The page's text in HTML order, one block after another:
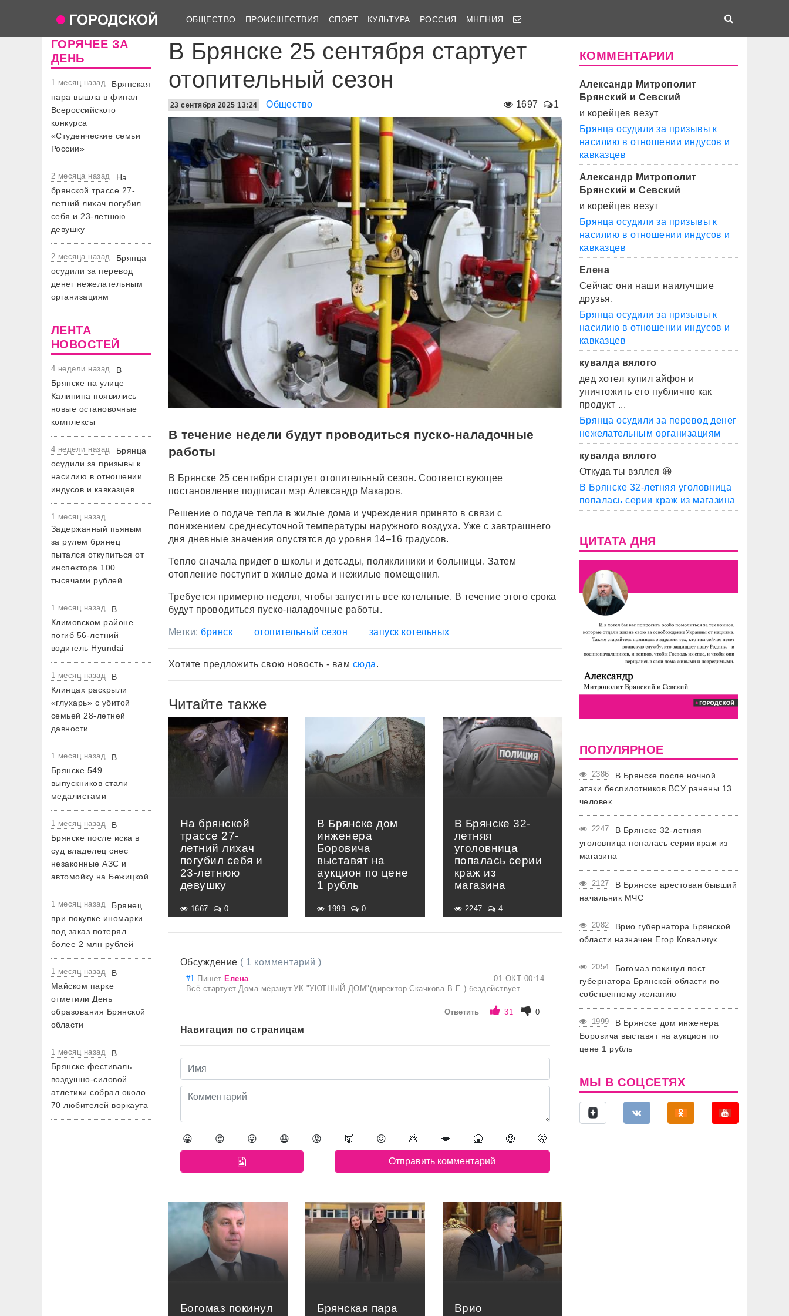
ОБЩЕСТВО ПРОИСШЕСТВИЯ СПОРТ КУЛЬТУРА РОССИЯ МНЕНИЯ
ГОРЯЧЕЕ ЗА
ДЕНЬ
1 месяц назад
Брянская
пара вышла в финал
Всероссийского
конкурса
«Студенческие семьи
России»
2 месяца назад
На
брянской трассе 27-
летний лихач погубил
себя и 23-летнюю
девушку
2 месяца назад
Брянца
осудили за перевод
денег нежелательным
организациям
ЛЕНТА
НОВОСТЕЙ
4 недели назад
В
Брянске на улице
Калинина появились
новые остановочные
комплексы
4 недели назад
Брянца
осудили за призывы к
насилию в отношении
индусов и кавказцев
1 месяц назад
Задержанный пьяным
за рулем брянец
пытался откупиться от
инспектора 100
тысячами рублей
1 месяц назад
В
Климовском районе
погиб 56-летний
водитель Hyundai
1 месяц назад
В
Клинцах раскрыли
«глухарь» с убитой
семьей 28-летней
давности
1 месяц назад
В
Брянске 549
выпускников стали
медалистами
1 месяц назад
В
Брянске после иска в
суд владелец снес
незаконные АЗС и
автомойку на Бежицкой
1 месяц назад
Брянец
при покупке иномарки
под заказ потерял
более 2 млн рублей
1 месяц назад
В
Майском парке
отметили День
образования Брянской
области
1 месяц назад
В
Брянске фестиваль
воздушно-силовой
атлетики собрал около
70 любителей воркаута
В Брянске 25 сентября стартует
отопительный сезон
1697 1
23 сентября 2025 13:24 Общество
В течение недели будут проводиться пуско-наладочные
работы
В Брянске 25 сентября стартует отопительный сезон. Соответствующее
постановление подписал мэр Александр Макаров.
Решение о подаче тепла в жилые дома и учреждения принято в связи с
понижением среднесуточной температуры наружного воздуха. Уже с завтрашнего
дня дневные значения опустятся до уровня 14–16 градусов.
Тепло сначала придет в школы и детсады, поликлиники и больницы. Затем
отопление поступит в жилые дома и нежилые помещения.
Требуется примерно неделя, чтобы запустить все котельные. В течение этого срока
будут проводиться пуско-наладочные работы.
Метки: брянск отопительный сезон запуск котельных
Хотите предложить свою новость - вам сюда.
Читайте также
На брянской
трассе 27-
летний лихач
погубил себя и
23-летнюю
девушку
1667 0
В Брянске дом
инженера
Боровича
выставят на
аукцион по цене
1 рубль
1999 0
В Брянске 32-
летняя
уголовница
попалась серии
краж из
магазина
2247 4
Обсуждение ( 1 комментарий )
#1 Пишет Елена
01 ОКТ 00:14
Всё стартует.Дома мёрзнут.УК "УЮТНЫЙ ДОМ"(директор Скачкова В.Е.) бездействует.
Ответить 31 0
Навигация по страницам
😀 😍 😛 😷 😡 👿 😖 💩 💋 🤮 🤑 🤫
Богомаз покинул
Брянская пара
Врио
КОММЕНТАРИИ
Александр Митрополит
Брянский и Севский
и корейцев везут
Брянца осудили за призывы к
насилию в отношении индусов и
кавказцев
Александр Митрополит
Брянский и Севский
и корейцев везут
Брянца осудили за призывы к
насилию в отношении индусов и
кавказцев
Елена
Сейчас они наши наилучшие
друзья.
Брянца осудили за призывы к
насилию в отношении индусов и
кавказцев
кувалда вялого
дед хотел купил айфон и
уничтожить его публично как
продукт ...
Брянца осудили за перевод денег
нежелательным организациям
кувалда вялого
Откуда ты взялся 😀
В Брянске 32-летняя уголовница
попалась серии краж из магазина
ЦИТАТА ДНЯ
ПОПУЛЯРНОЕ
2386
В Брянске после ночной
атаки беспилотников ВСУ ранены 13
человек
2247
В Брянске 32-летняя
уголовница попалась серии краж из
магазина
2127
В Брянске арестован бывший
начальник МЧС
2082
Врио губернатора Брянской
области назначен Егор Ковальчук
2054
Богомаз покинул пост
губернатора Брянской области по
собственному желанию
1999
В Брянске дом инженера
Боровича выставят на аукцион по
цене 1 рубль
МЫ В СОЦСЕТЯХ